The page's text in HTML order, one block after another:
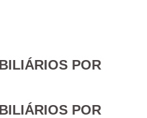
POR
POR